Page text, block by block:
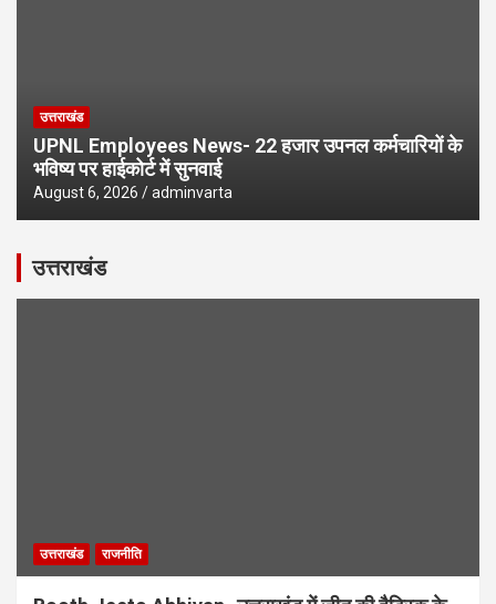
उत्तराखंड
UPNL Employees News- 22 हजार उपनल कर्मचारियों के
भविष्य पर हाईकोर्ट में सुनवाई
August 6, 2026 adminvarta
उत्तराखंड
उत्तराखंड राजनीति